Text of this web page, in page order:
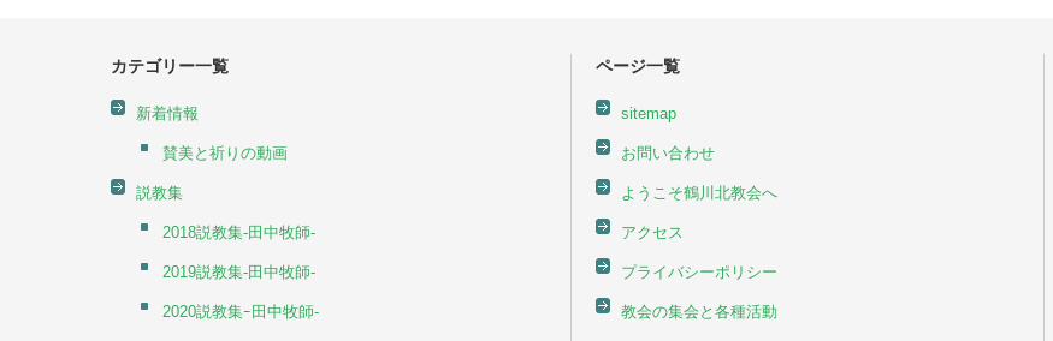
カテゴリー一覧
新着情報
賛美と祈りの動画
説教集
2018説教集-田中牧師-
2019説教集-田中牧師-
2020説教集ｰ田中牧師-
ページ一覧
sitemap
お問い合わせ
ようこそ鶴川北教会へ
アクセス
プライバシーポリシー
教会の集会と各種活動